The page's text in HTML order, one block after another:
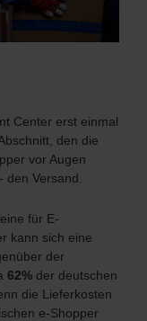
Center erst einmal
den die
vor Augen
Versand.
für E-
kann sich eine
der
62% der deutschen
die Lieferkosten
e-Shopper